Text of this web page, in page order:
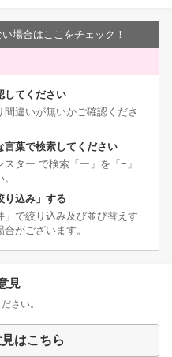
場合はここをチェック！
してください
違いが無いかご確認くださ
言葉で検索してください
ター で検索「ー」を「−」
り込み」する
で絞り込み及び並び替えす
がございます。
見
さい。
はこちら